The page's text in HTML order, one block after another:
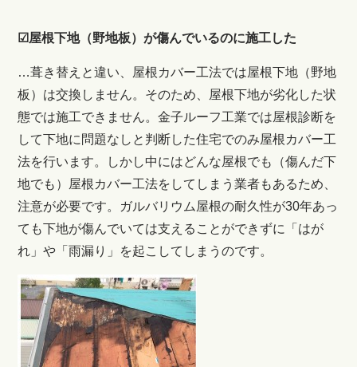
☑屋根下地（野地板）が傷んでいるのに施工した
…葺き替えと違い、屋根カバー工法では屋根下地（野地
板）は交換しません。そのため、屋根下地が劣化した状
態では施工できません。金子ルーフ工業では屋根診断を
して下地に問題なしと判断した住宅でのみ屋根カバー工
法を行います。しかし中にはどんな屋根でも（傷んだ下
地でも）屋根カバー工法をしてしまう業者もあるため、
注意が必要です。ガルバリウム屋根の耐久性が30年あっ
ても下地が傷んでいては支えることができずに「はが
れ」や「雨漏り」を起こしてしまうのです。